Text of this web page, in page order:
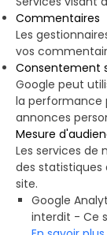
Commentaires
Les
vos
Consentement
Google peut
la performance
annonces
Mesure
Les services
des
site.
Google
interdit - Ce